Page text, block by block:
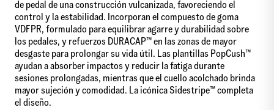
de pedal de una construcción vulcanizada, favoreciendo el
control y la estabilidad. Incorporan el compuesto de goma
VDFPR, formulado para equilibrar agarre y durabilidad sobre
los pedales, y refuerzos DURACAP™ en las zonas de mayor
desgaste para prolongar su vida útil. Las plantillas PopCush™
ayudan a absorber impactos y reducir la fatiga durante
sesiones prolongadas, mientras que el cuello acolchado brinda
mayor sujeción y comodidad. La icónica Sidestripe™ completa
el diseño.